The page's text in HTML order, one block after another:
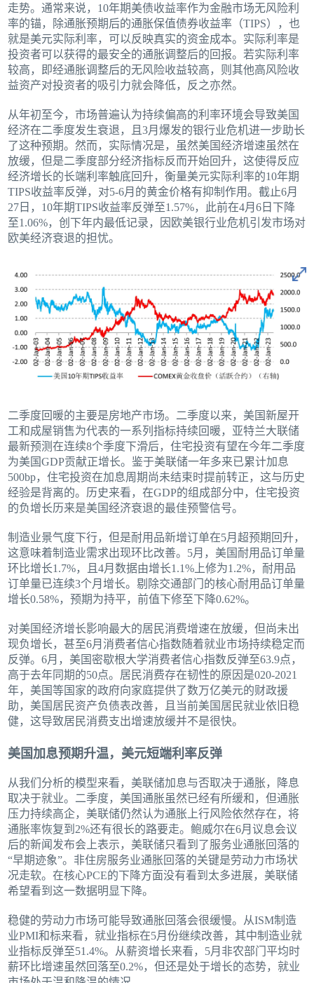
走势。通常来说，10年期美债收益率作为金融市场无风险利
率的锚，除通胀预期后的通胀保值债券收益率（TIPS），也
就是美元实际利率，可以反映真实的资金成本。实际利率是
投资者可以获得的最安全的通胀调整后的回报。若实际利率
较高，即经通胀调整后的无风险收益较高，则其他高风险收
益资产对投资者的吸引力就会降低，反之亦然。
从年初至今，市场普遍认为持续偏高的利率环境会导致美国
经济在二季度发生衰退，且3月爆发的银行业危机进一步助长
了这种预期。然而，实际情况是，虽然美国经济增速虽然在
放缓，但是二季度部分经济指标反而开始回升，这使得反应
经济增长的长端利率触底回升，衡量美元实际利率的10年期
TIPS收益率反弹，对5-6月的黄金价格有抑制作用。截止6月
27日，10年期TIPS收益率反弹至1.57%，此前在4月6日下降
至1.06%，创下年内最低记录，因欧美银行业危机引发市场对
欧美经济衰退的担忧。
二季度回暖的主要是房地产市场。二季度以来，美国新屋开
工和成屋销售为代表的一系列指标持续回暖，亚特兰大联储
最新预测在连续8个季度下滑后，住宅投资有望在今年二季度
为美国GDP贡献正增长。鉴于美联储一年多来已累计加息
500bp，住宅投资在加息周期尚未结束时提前转正，这与历史
经验是背离的。历史来看，在GDP的组成部分中，住宅投资
的负增长历来是美国经济衰退的最佳预警信号。
制造业景气度下行，但是耐用品新增订单在5月超预期回升，
这意味着制造业需求出现环比改善。5月，美国耐用品订单量
环比增长1.7%，且4月数据由增长1.1%上修为1.2%，耐用品
订单量已连续3个月增长。剔除交通部门的核心耐用品订单量
增长0.58%，预期为持平，前值下修至下降0.62%。
对美国经济增长影响最大的居民消费增速在放缓，但尚未出
现负增长，甚至6月消费者信心指数随着就业市场持续稳定而
反弹。6月，美国密歇根大学消费者信心指数反弹至63.9点，
高于去年同期的50点。居民消费存在韧性的原因是020-2021
年，美国等国家的政府向家庭提供了数万亿美元的财政援
助，美国居民资产负债表改善，且当前美国居民就业依旧稳
健，这导致居民消费支出增速放缓并不是很快。
美国加息预期升温，美元短端利率反弹
从我们分析的模型来看，美联储加息与否取决于通胀，降息
取决于就业。二季度，美国通胀虽然已经有所缓和，但通胀
压力持续高企，美联储仍然认为通胀上行风险依然存在，将
通胀率恢复到2%还有很长的路要走。鲍威尔在6月议息会议
后的新闻发布会上表示，美联储只看到了服务业通胀回落的
“早期迹象”。非住房服务业通胀回落的关键是劳动力市场状
况走软。在核心PCE的下降方面没有看到太多进展，美联储
希望看到这一数据明显下降。
稳健的劳动力市场可能导致通胀回落会很缓慢。从ISM制造
业PMI和标来看，就业指标在5月份继续改善，其中制造业就
业指标反弹至51.4%。从薪资增长来看，5月非农部门平均时
薪环比增速虽然回落至0.2%，但还是处于增长的态势，就业